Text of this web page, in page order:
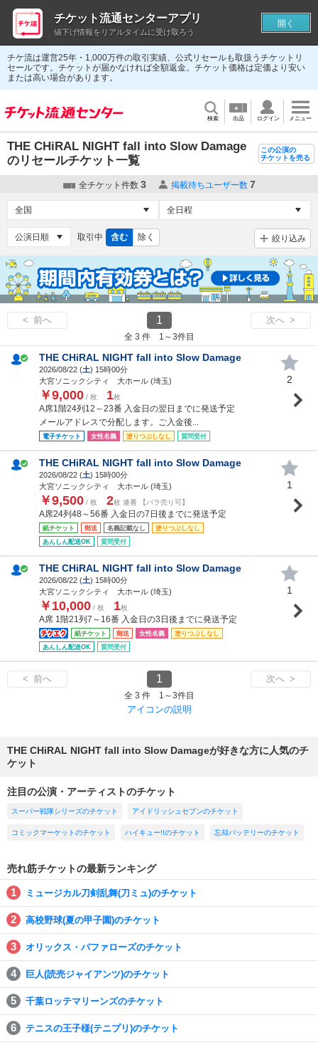
チケ流は運営25年・1,000万件の取引実績、公式リセールも取扱うチケットリ
セールです。チケットが届かなければ全額返金。チケット価格は定価より安い
または高い場合があります。
検索 出品 ログイン メニュー
THE CHiRAL NIGHT fall into Slow Damage
のリセールチケット一覧
この公演の
チケットを売る
全チケット件数 3 掲載待ちユーザー数 7
取引中 含む 除く 絞り込み
< 前へ 1 次へ >
全 3 件 1～3件目
THE CHiRAL NIGHT fall into Slow Damage
2026/08/22 (土) 15時00分
大宮ソニックシティ 大ホール (埼玉)
￥9,000 / 枚 1枚
A席1階24列12～23番 入金日の翌日までに発送予定
メールアドレスで分配します。ご入金後...
電子チケット 女性名義 塗りつぶしなし 質問受付
2
THE CHiRAL NIGHT fall into Slow Damage
2026/08/22 (土) 15時00分
大宮ソニックシティ 大ホール (埼玉)
￥9,500 / 枚 2枚 連番 【バラ売り可】
A席24列48～56番 入金日の7日後までに発送予定
紙チケット 郵送 名義記載なし
塗りつぶしなし
あんしん配送OK
質問受付
1
THE CHiRAL NIGHT fall into Slow Damage
2026/08/22 (土) 15時00分
大宮ソニックシティ 大ホール (埼玉)
￥10,000 / 枚 1枚
A席 1階21列7～16番 入金日の3日後までに発送予定
紙チケット 郵送 女性名義
塗りつぶしなし
あんしん配送OK
質問受付
1
< 前へ 1 次へ >
全 3 件 1～3件目
アイコンの説明
THE CHiRAL NIGHT fall into Slow Damageが好きな方に人気のチ
ケット
注目の公演・アーティストのチケット
スーパー戦隊シリーズのチケット アイドリッシュセブンのチケット
コミックマーケットのチケット ハイキュー!!のチケット 忘却バッテリーのチケット
売れ筋チケットの最新ランキング
ミュージカル刀剣乱舞(刀ミュ)のチケット
高校野球(夏の甲子園)のチケット
オリックス・バファローズのチケット
巨人(読売ジャイアンツ)のチケット
千葉ロッテマリーンズのチケット
テニスの王子様(テニプリ)のチケット
チケット流通センターアプリ
値下げ情報をリアルタイムに受け取ろう
開く